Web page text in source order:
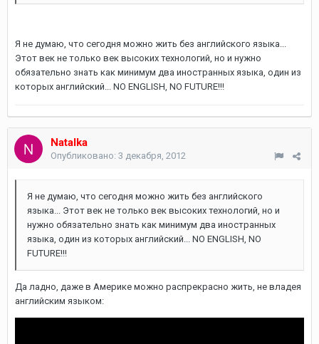
Я не думаю, что сегодня можно жить без английского языка...
Этот век не только век высоких технологий, но и нужно
обязательно знать как минимум два иностранных языка, один из
которых английский... NO ENGLISH, NO FUTURE!!!
Natalka
Опубликовано: 3 декабря, 2012
Я не думаю, что сегодня можно жить без английского
языка... Этот век не только век высоких технологий, но и
нужно обязательно знать как минимум два иностранных
языка, один из которых английский... NO ENGLISH, NO
FUTURE!!!
Да ладно, даже в Америке можно распрекрасно жить, не владея
английским языком: